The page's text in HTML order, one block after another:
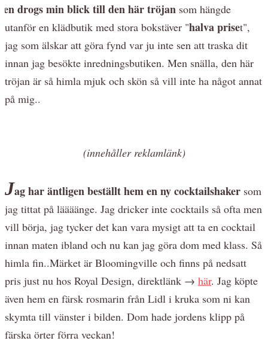
en drogs min blick till den här tröjan som hängde
utanför en klädbutik med stora bokstäver "halva priset",
jag som älskar att göra fynd var ju inte sen att traska dit
innan jag besökte inredningsbutiken. Men snälla, den här
tröjan är så himla mjuk och skön så vill inte ha något annat
på mig..
(innehåller reklamlänk)
Jag har äntligen beställt hem en ny cocktailshaker som
jag tittat på läääänge. Jag dricker inte cocktails så ofta men
vill börja, jag tycker det kan vara mysigt att ta en cocktail
innan maten ibland och nu kan jag göra dom med klass. Så
himla fin..Märket är Bloomingville och finns på nedsatt
pris just nu hos Royal Design, direktlänk → här. Jag köpte
även hem en färsk rosmarin från Lidl i kruka som ni kan
skymta till vänster i bilden. Dom hade jordens klipp på
färska örter förra veckan!